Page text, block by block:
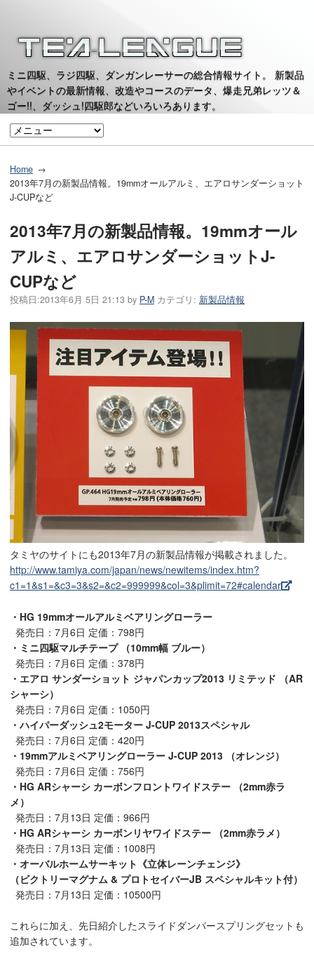
ミニ四駆、ラジ四駆、ダンガンレーサーの総合情報サイト。 新製品
やイベントの最新情報、改造やコースのデータ、爆走兄弟レッツ＆
ゴー!!、ダッシュ!四駆郎などいろいろあります。
Home
2013年7月の新製品情報。19mmオールアルミ、エアロサンダーショット
J-CUPなど
2013年7月の新製品情報。19mmオール
アルミ、エアロサンダーショットJ-
CUPなど
投稿日:2013年6月 5日 21:13 by P-M カテゴリ: 新製品情報
タミヤのサイトにも2013年7月の新製品情報が掲載されました。
http://www.tamiya.com/japan/news/newitems/index.htm?
c1=1&s1=&c3=3&s2=&c2=999999&col=3&plimit=72#calendar
・HG 19mmオールアルミベアリングローラー
発売日：7月6日 定価：798円
・ミニ四駆マルチテープ （10mm幅 ブルー）
発売日：7月6日 定価：378円
・エアロ サンダーショット ジャパンカップ2013 リミテッド （AR
シャーシ）
発売日：7月6日 定価：1050円
・ハイパーダッシュ2モーター J-CUP 2013スペシャル
発売日：7月6日 定価：420円
・19mmアルミベアリングローラー J-CUP 2013 （オレンジ）
発売日：7月6日 定価：756円
・HG ARシャーシ カーボンフロントワイドステー （2mm赤ラ
メ）
発売日：7月13日 定価：966円
・HG ARシャーシ カーボンリヤワイドステー （2mm赤ラメ）
発売日：7月13日 定価：1008円
・オーバルホームサーキット《立体レーンチェンジ》
（ビクトリーマグナム & プロトセイバーJB スペシャルキット付）
発売日：7月13日 定価：10500円
これらに加え、先日紹介したスライドダンパースプリングセットも
追加されています。